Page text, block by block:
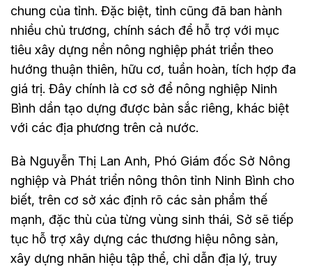
chung của tỉnh. Đặc biệt, tỉnh cũng đã ban hành
nhiều chủ trương, chính sách để hỗ trợ với mục
tiêu xây dựng nền nông nghiệp phát triển theo
hướng thuận thiên, hữu cơ, tuần hoàn, tích hợp đa
giá trị. Đây chính là cơ sở để nông nghiệp Ninh
Bình dần tạo dựng được bản sắc riêng, khác biệt
với các địa phương trên cả nước.
Bà Nguyễn Thị Lan Anh, Phó Giám đốc Sở Nông
nghiệp và Phát triển nông thôn tỉnh Ninh Bình cho
biết, trên cơ sở xác định rõ các sản phẩm thế
mạnh, đặc thù của từng vùng sinh thái, Sở sẽ tiếp
tục hỗ trợ xây dựng các thương hiệu nông sản,
xây dựng nhãn hiệu tập thể, chỉ dẫn địa lý, truy